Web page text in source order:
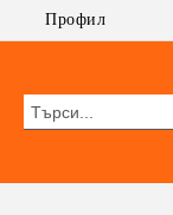
Профил